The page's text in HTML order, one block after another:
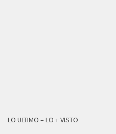
LO ULTIMO – LO + VISTO